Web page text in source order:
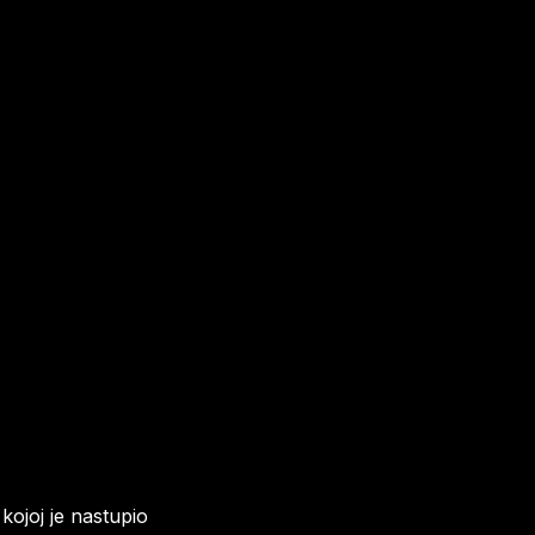
je nastupio